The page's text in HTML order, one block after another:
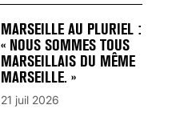
MARSEILLE AU PLURIEL :
« NOUS SOMMES TOUS
MARSEILLAIS DU MÊME
MARSEILLE. »
21 juil 2026